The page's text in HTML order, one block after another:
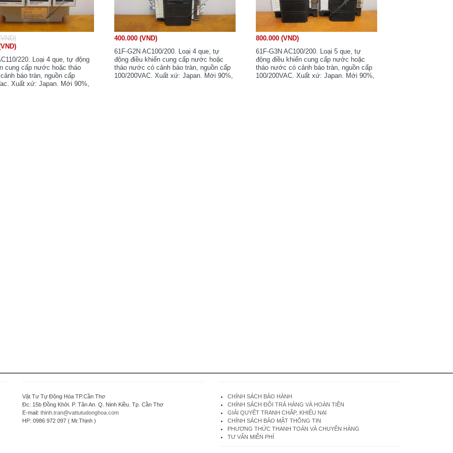
220. Loại 4 que, tự động
cung cấp nước hoặc tháo
báo tràn, nguồn cấp
Xuất xứ: Japan. Mới 90%,
400.000 (VND)
61F-G2N AC100/200. Loại 4 que, tự
động điều khiển cung cấp nước hoặc
tháo nước có cảnh báo tràn, nguồn cấp
100/200VAC. Xuất xứ: Japan. Mới 90%,
800.000 (VND)
61F-G3N AC100/200. Loại 5 que, tự
động điều khiển cung cấp nước hoặc
tháo nước có cảnh báo tràn, nguồn cấp
100/200VAC. Xuất xứ: Japan. Mới 90%,
Vật Tư Tự Động Hóa TP.Cần Thơ
Đc: 15b Đồng Khởi. P. Tân An. Q. Ninh Kiều. Tp. Cần Thơ
E-mail: thinh.tran@vattutudonghoa.com
HP: 0986 972 097 ( Mr.Thịnh )
CHÍNH SÁCH BẢO HÀNH
CHÍNH SÁCH ĐỔI TRẢ HÀNG VÀ HOÀN TIỀN
GIẢI QUYẾT TRANH CHẤP, KHIẾU NẠI
CHÍNH SÁCH BẢO MẬT THÔNG TIN
PHƯƠNG THỨC THANH TOÁN VÀ CHUYỂN HÀNG
TƯ VẤN MIỄN PHÍ